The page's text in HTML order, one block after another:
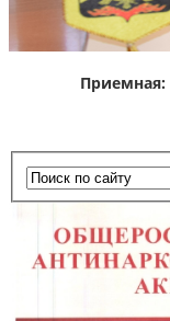
Приемная: